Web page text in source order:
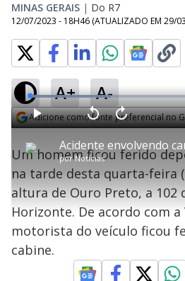
MINAS GERAIS | Do R7
12/07/2023 - 18H46 (ATUALIZADO EM 29/
A+ A-
Adicione como fonte preferencial no
P
l
a
porNotícias
P V
t
a
r
0
e
g
n
d
s
A
n
ç
1
s
e
u
n
o
s
L
o
a
d
e
:
3
6
.
7
2
Um homem ficou ferido
na tarde desta quarta-feira
altura de Ouro Preto, a 102
Horizonte. De acordo com a
motorista do veículo ficou
cabine.